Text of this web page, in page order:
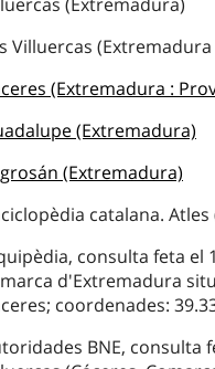
Villuercas
(Extremadura :
(Extremadura)
(Extremadura)
catalana. Atles
consulta feta el
d'Extremadura
coordenades:
BNE, consulta